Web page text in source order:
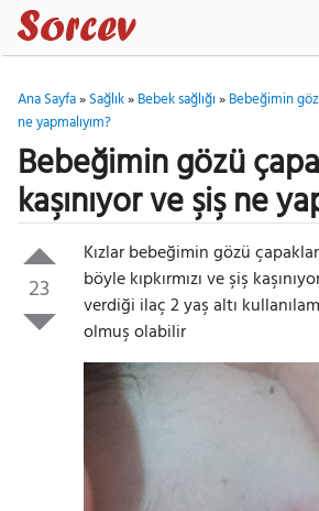
Ana Sayfa»Sağlık»Bebek sağlığı»Bebeğimin
ne yapmalıyım?
Bebeğimin gözü
kaşınıyor ve şiş ne
23
Kızlar bebeğimin gözü
böyle kıpkırmızı ve şiş
verdiği ilaç 2 yaş altı
olmuş olabilir